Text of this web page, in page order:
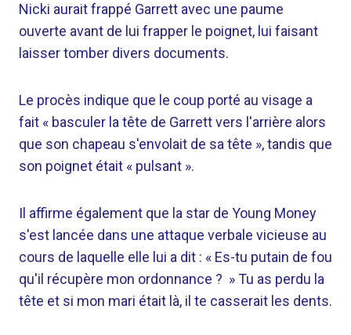
Nicki aurait frappé Garrett avec une paume
ouverte avant de lui frapper le poignet, lui faisant
laisser tomber divers documents.
Le procès indique que le coup porté au visage a
fait « basculer la tête de Garrett vers l'arrière alors
que son chapeau s'envolait de sa tête », tandis que
son poignet était « pulsant ».
Il affirme également que la star de Young Money
s'est lancée dans une attaque verbale vicieuse au
cours de laquelle elle lui a dit : « Es-tu putain de fou
qu'il récupère mon ordonnance ? » Tu as perdu la
tête et si mon mari était là, il te casserait les dents.